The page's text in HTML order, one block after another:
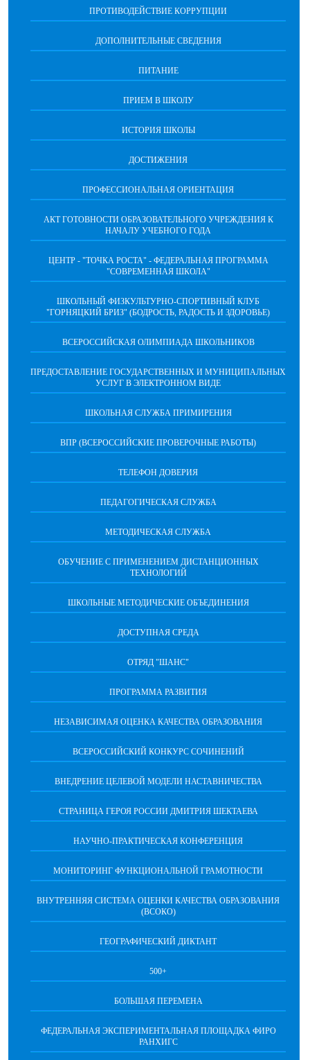
ПРОТИВОДЕЙСТВИЕ КОРРУПЦИИ
ДОПОЛНИТЕЛЬНЫЕ СВЕДЕНИЯ
ПИТАНИЕ
ПРИЕМ В ШКОЛУ
ИСТОРИЯ ШКОЛЫ
ДОСТИЖЕНИЯ
ПРОФЕССИОНАЛЬНАЯ ОРИЕНТАЦИЯ
АКТ ГОТОВНОСТИ ОБРАЗОВАТЕЛЬНОГО УЧРЕЖДЕНИЯ К
НАЧАЛУ УЧЕБНОГО ГОДА
ЦЕНТР - "ТОЧКА РОСТА" - ФЕДЕРАЛЬНАЯ ПРОГРАММА
"СОВРЕМЕННАЯ ШКОЛА"
ШКОЛЬНЫЙ ФИЗКУЛЬТУРНО-СПОРТИВНЫЙ КЛУБ
"ГОРНЯЦКИЙ БРИЗ" (БОДРОСТЬ, РАДОСТЬ И ЗДОРОВЬЕ)
ВСЕРОССИЙСКАЯ ОЛИМПИАДА ШКОЛЬНИКОВ
ПРЕДОСТАВЛЕНИЕ ГОСУДАРСТВЕННЫХ И МУНИЦИПАЛЬНЫХ
УСЛУГ В ЭЛЕКТРОННОМ ВИДЕ
ШКОЛЬНАЯ СЛУЖБА ПРИМИРЕНИЯ
ВПР (ВСЕРОССИЙСКИЕ ПРОВЕРОЧНЫЕ РАБОТЫ)
ТЕЛЕФОН ДОВЕРИЯ
ПЕДАГОГИЧЕСКАЯ СЛУЖБА
МЕТОДИЧЕСКАЯ СЛУЖБА
ОБУЧЕНИЕ С ПРИМЕНЕНИЕМ ДИСТАНЦИОННЫХ
ТЕХНОЛОГИЙ
ШКОЛЬНЫЕ МЕТОДИЧЕСКИЕ ОБЪЕДИНЕНИЯ
ДОСТУПНАЯ СРЕДА
ОТРЯД "ШАНС"
ПРОГРАММА РАЗВИТИЯ
НЕЗАВИСИМАЯ ОЦЕНКА КАЧЕСТВА ОБРАЗОВАНИЯ
ВСЕРОССИЙСКИЙ КОНКУРС СОЧИНЕНИЙ
ВНЕДРЕНИЕ ЦЕЛЕВОЙ МОДЕЛИ НАСТАВНИЧЕСТВА
СТРАНИЦА ГЕРОЯ РОССИИ ДМИТРИЯ ШЕКТАЕВА
НАУЧНО-ПРАКТИЧЕСКАЯ КОНФЕРЕНЦИЯ
МОНИТОРИНГ ФУНКЦИОНАЛЬНОЙ ГРАМОТНОСТИ
ВНУТРЕННЯЯ СИСТЕМА ОЦЕНКИ КАЧЕСТВА ОБРАЗОВАНИЯ
(ВСОКО)
ГЕОГРАФИЧЕСКИЙ ДИКТАНТ
500+
БОЛЬШАЯ ПЕРЕМЕНА
ФЕДЕРАЛЬНАЯ ЭКСПЕРИМЕНТАЛЬНАЯ ПЛОЩАДКА ФИРО
РАНХИГС